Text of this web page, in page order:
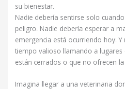
su bienestar.
Nadie debería sentirse solo
peligro. Nadie debería esperar a
emergencia está ocurriendo hoy.
tiempo valioso llamando a lugares
están cerrados o que no ofrecen
Imagina llegar a una veterinaria